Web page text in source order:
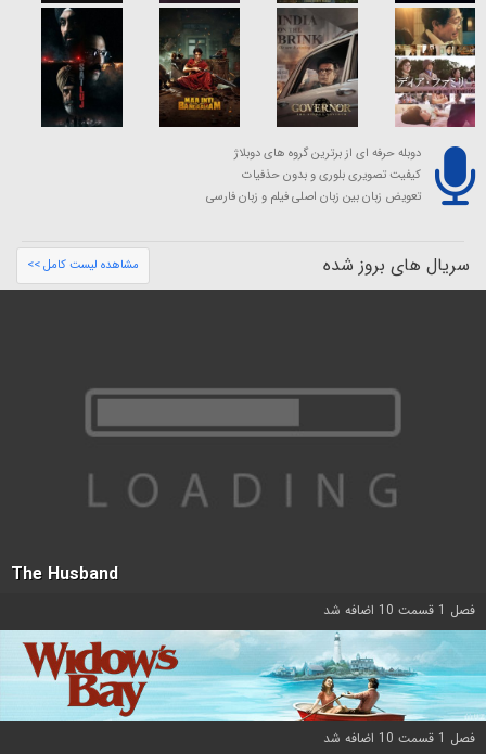
دوبله حرفه ای از برترین گروه های دوبلاژ
کیفیت تصویری بلوری و بدون حذفیات
تعویض زبان بین زبان اصلی فیلم و زبان فارسی
سریال های بروز شده مشاهده لیست کامل >>
The Husband
فصل 1 قسمت 10 اضافه شد
فصل 1 قسمت 10 اضافه شد